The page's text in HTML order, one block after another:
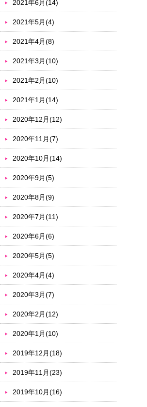
2021年6月(14)
2021年5月(4)
2021年4月(8)
2021年3月(10)
2021年2月(10)
2021年1月(14)
2020年12月(12)
2020年11月(7)
2020年10月(14)
2020年9月(5)
2020年8月(9)
2020年7月(11)
2020年6月(6)
2020年5月(5)
2020年4月(4)
2020年3月(7)
2020年2月(12)
2020年1月(10)
2019年12月(18)
2019年11月(23)
2019年10月(16)